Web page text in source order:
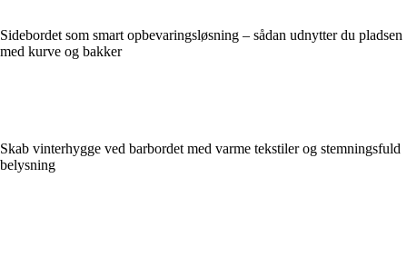
Sidebordet som smart opbevaringsløsning – sådan udnytter du pladsen
med kurve og bakker
Skab vinterhygge ved barbordet med varme tekstiler og stemningsfuld
belysning